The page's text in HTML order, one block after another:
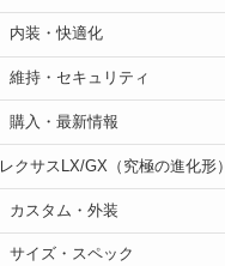
内装・快適化
維持・セキュリティ
購入・最新情報
レクサスLX/GX（究極の進化形）
カスタム・外装
サイズ・スペック